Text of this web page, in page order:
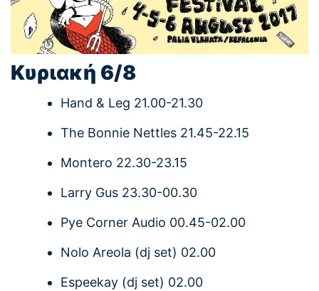
Κυριακή 6/8
Hand & Leg 21.00-21.30
The Bonnie Nettles 21.45-22.15
Montero 22.30-23.15
Larry Gus 23.30-00.30
Pye Corner Audio 00.45-02.00
Nolo Areola (dj set) 02.00
Espeekay (dj set) 02.00